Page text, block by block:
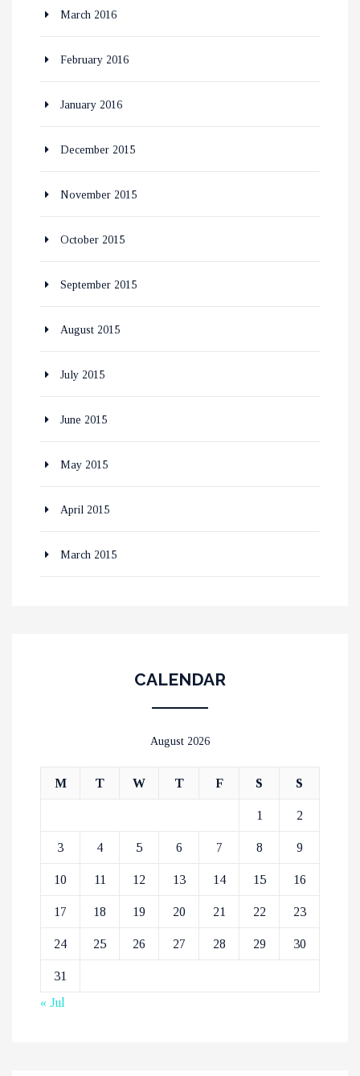
March 2016
February 2016
January 2016
December 2015
November 2015
October 2015
September 2015
August 2015
July 2015
June 2015
May 2015
April 2015
March 2015
CALENDAR
August 2026
M T W T F S S
1 2
3 4 5 6 7 8 9
10 11 12 13 14 15 16
17 18 19 20 21 22 23
24 25 26 27 28 29 30
31
« Jul